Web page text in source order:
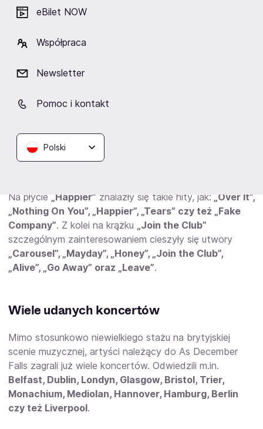
eBilet NOW
Współpraca
Newsletter
Pomoc i kontakt
Polski
co zapewniło artystom z ADF jeszcze większą
motywację do intensywnego działania.
„Happier” i „Join the Club” = wielki
sukces
Kolejne krążki – „Happier” (2021) i „Join the Club”
sukces, co przełożyło się oczywiście na
rozpoznawalność w całej Europie
ADF marzyli od samego początku i ten cel udało im się
Na płycie
„Happier” znalazły się takie hity, jak: „Over It”,
„Nothing On You”, „Happier”, „Tears” czy też „Fake
Company”. Z kolei na krążku
„Join the Club”
szczególnym zainteresowaniem cieszyły się utwory
„Carousel”, „Mayday”, „Honey”, „Join the Club”,
„Alive”, „Go Away” oraz „Leave”.
Wiele udanych koncertów
Mimo stosunkowo niewielkiego stażu na brytyjskiej
scenie muzycznej, artyści należący do As December
Falls zagrali już wiele koncertów. Odwiedzili m.in.
Belfast, Dublin, Londyn, Glasgow, Bristol, Trier,
Monachium, Mediolan, Hannover, Hamburg, Berlin
czy też Liverpool.